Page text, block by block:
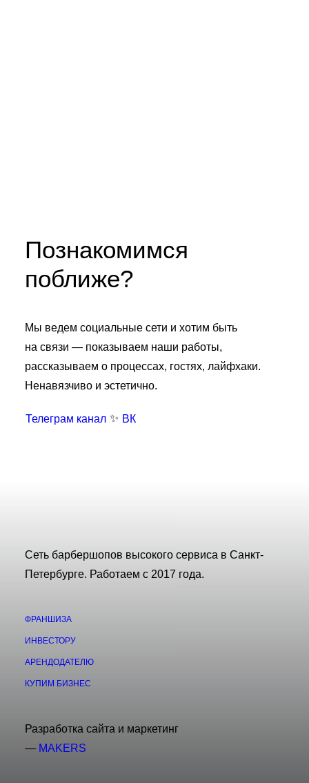
Познакомимся
поближе?
Мы ведем социальные сети и хотим быть
на связи — показываем наши работы,
рассказываем о процессах, гостях, лайфхаки.
Ненавязчиво и эстетично.
Телеграм канал ✨ ВК
Сеть барбершопов высокого сервиса в Санкт-
Петербурге. Работаем с 2017 года.
ФРАНШИЗА
ИНВЕСТОРУ
АРЕНДОДАТЕЛЮ
КУПИМ БИЗНЕС
Разработка сайта и маркетинг
— MAKERS